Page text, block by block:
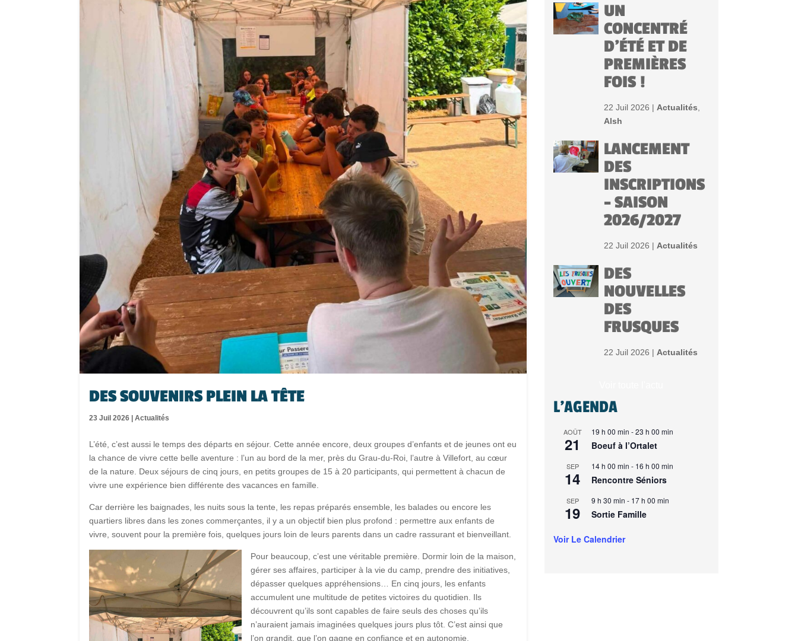
DES SOUVENIRS PLEIN LA TÊTE
23 Juil 2026 |Actualités
L’été, c’est aussi le temps des départs en séjour. Cette année encore, deux groupes d’enfants et de jeunes ont eu
la chance de vivre cette belle aventure : l’un au bord de la mer, près du Grau-du-Roi, l’autre à Villefort, au cœur
de la nature. Deux séjours de cinq jours, en petits groupes de 15 à 20 participants, qui permettent à chacun de
vivre une expérience bien différente des vacances en famille.
Car derrière les baignades, les nuits sous la tente, les repas préparés ensemble, les balades ou encore les
quartiers libres dans les zones commerçantes, il y a un objectif bien plus profond : permettre aux enfants de
vivre, souvent pour la première fois, quelques jours loin de leurs parents dans un cadre rassurant et bienveillant.
Pour beaucoup, c’est une véritable première. Dormir loin de la maison,
gérer ses affaires, participer à la vie du camp, prendre des initiatives,
dépasser quelques appréhensions… En cinq jours, les enfants
accumulent une multitude de petites victoires du quotidien. Ils
découvrent qu’ils sont capables de faire seuls des choses qu’ils
n’auraient jamais imaginées quelques jours plus tôt. C’est ainsi que
l’on grandit, que l’on gagne en confiance et en autonomie.
UN
CONCENTRÉ
D’ÉTÉ ET DE
PREMIÈRES
FOIS !
22 Juil 2026 | Actualités
Alsh
LANCEMENT
DES
INSCRIPTIONS
– SAISON
2026/2027
22 Juil 2026 | Actualités
DES
NOUVELLES
DES
FRUSQUES
22 Juil 2026 | Actualités
L'AGENDA
AOÛT
21
19 h 00 min -23 h 00 min
Boeuf à l’Ortalet
SEP
14
14 h 00 min - 16 h 00 min
Rencontre Séniors
SEP
19
9 h 30 min - 17 h 00 min
Sortie Famille
Voir Le Calendrier